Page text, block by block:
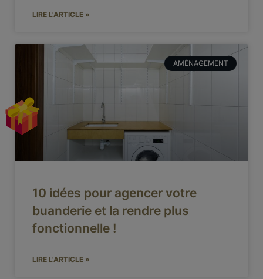
LIRE L'ARTICLE »
AMÉNAGEMENT
10 idées pour agencer votre
buanderie et la rendre plus
fonctionnelle !
LIRE L'ARTICLE »